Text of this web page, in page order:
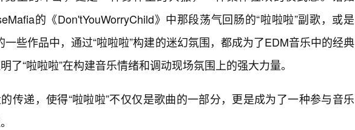
的《Don'tYouWorryChild》中那段荡气回肠的“啦啦啦”副歌，或是
一些作品中，通过“啦啦啦”构建的迷幻氛围，都成为了EDM音乐中的经典
了“啦啦啦”在构建音乐情绪和调动现场氛围上的强大力量。
传递，使得“啦啦啦”不仅仅是歌曲的一部分，更是成为了一种参与音乐